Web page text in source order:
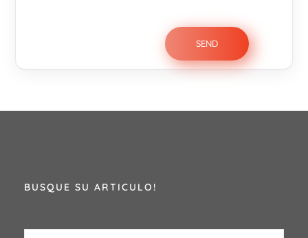
BUSQUE SU ARTICULO!